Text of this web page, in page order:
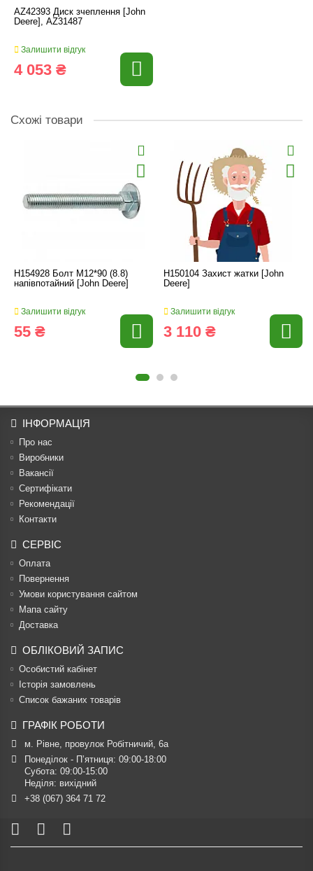
AZ42393 Диск зчеплення [John
Deere], AZ31487
Залишити відгук
4 053 ₴
Схожі товари
H154928 Болт M12*90 (8.8)
напівпотайний [John Deere]
Залишити відгук
55 ₴
H150104 Захист жатки [John
Deere]
Залишити відгук
3 110 ₴
ІНФОРМАЦІЯ
Про нас
Виробники
Вакансії
Сертифікати
Рекомендації
Контакти
СЕРВІС
Оплата
Повернення
Умови користування сайтом
Мапа сайту
Доставка
ОБЛІКОВИЙ ЗАПИС
Особистий кабінет
Історія замовлень
Список бажаних товарів
ГРАФІК РОБОТИ
м. Рівне, провулок Робітничий, 6а
Понеділок - П’ятниця: 09:00-18:00
Субота: 09:00-15:00
Неділя: вихідний
+38 (067) 364 71 72